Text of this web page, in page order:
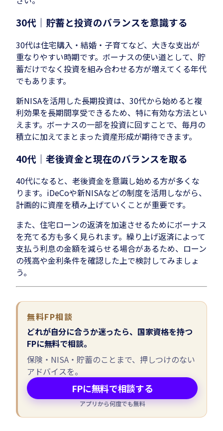
30代｜貯蓄と投資のバランスを意識する
30代は住宅購入・結婚・子育てなど、大きな支出が
重なりやすい時期です。ボーナスの使い道として、貯
蓄だけでなく投資を組み合わせる方が増えてくる年代
でもあります。
新NISAを活用した長期投資は、30代から始めると複
利効果を長期間享受できるため、特に有効な方法とい
えます。ボーナスの一部を投資に回すことで、毎月の
積立に加えてまとまった資産形成が期待できます。
40代｜老後資金と現在のバランスを取る
40代になると、老後資金を意識し始める方が多くな
ります。iDeCoや新NISAなどの制度を活用しながら、
計画的に資産を積み上げていくことが重要です。
また、住宅ローンの返済を加速させるためにボーナス
を充てる方も多く見られます。繰り上げ返済によって
支払う利息の金額を減らせる場合があるため、ローン
の残高や金利条件を確認した上で検討してみましょ
う。
無料FP相談
どれが自分に合うか迷ったら、国家資格を持つ
FPに無料で相談。
保険・NISA・貯蓄のことまで、押しつけのない
アドバイスを。
FPに無料で相談する
アプリから何度でも無料